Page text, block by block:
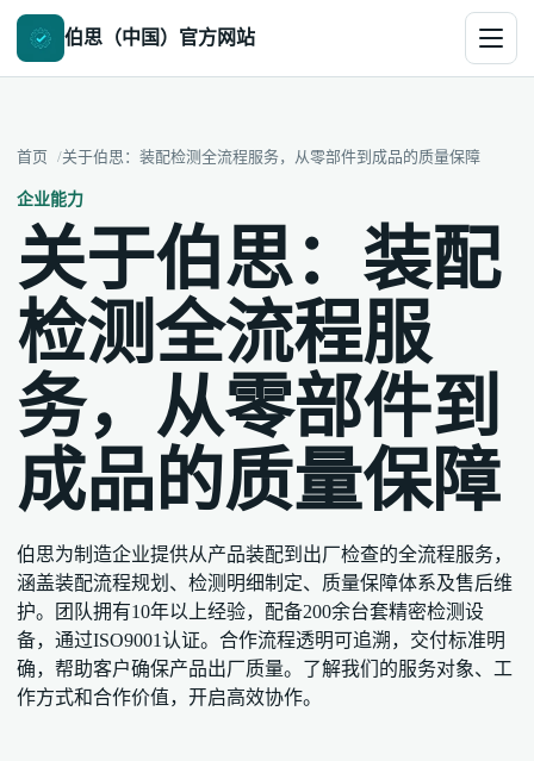
伯思（中国）官方网站
首页 关于伯思：装配检测全流程服务，从零部件到成品的质量保障
企业能力
关于伯思：装配
检测全流程服
务，从零部件到
成品的质量保障
伯思为制造企业提供从产品装配到出厂检查的全流程服务，
涵盖装配流程规划、检测明细制定、质量保障体系及售后维
护。团队拥有10年以上经验，配备200余台套精密检测设
备，通过ISO9001认证。合作流程透明可追溯，交付标准明
确，帮助客户确保产品出厂质量。了解我们的服务对象、工
作方式和合作价值，开启高效协作。